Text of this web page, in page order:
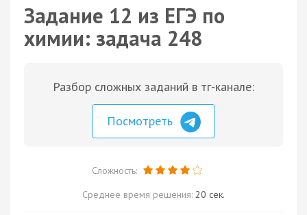
Задание 12 из ЕГЭ по
химии: задача 248
Разбор сложных заданий в тг-канале:
Посмотреть
Сложность:
Среднее время решения: 20 сек.